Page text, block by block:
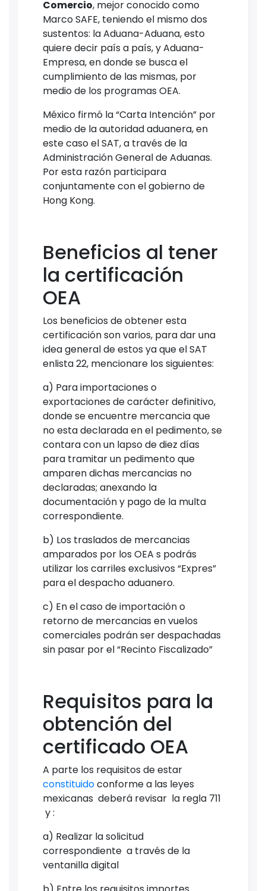
Comercio, mejor conocido como
Marco SAFE, teniendo el mismo dos
sustentos: la Aduana-Aduana, esto
quiere decir país a país, y Aduana-
Empresa, en donde se busca el
cumplimiento de las mismas, por
medio de los programas OEA.
México firmó la “Carta Intención” por
medio de la autoridad aduanera, en
este caso el SAT, a través de la
Administración General de Aduanas.
Por esta razón participara
conjuntamente con el gobierno de
Hong Kong.
Beneficios al tener
la certificación
OEA
Los beneficios de obtener esta
certificación son varios, para dar una
idea general de estos ya que el SAT
enlista 22, mencionare los siguientes:
a) Para importaciones o
exportaciones de carácter definitivo,
donde se encuentre mercancia que
no esta declarada en el pedimento, se
contara con un lapso de diez días
para tramitar un pedimento que
amparen dichas mercancias no
declaradas; anexando la
documentación y pago de la multa
correspondiente.
b) Los traslados de mercancias
amparados por los OEA s podrás
utilizar los carriles exclusivos “Expres”
para el despacho aduanero.
c) En el caso de importación o
retorno de mercancias en vuelos
comerciales podrán ser despachadas
sin pasar por el “Recinto Fiscalizado”
Requisitos para la
obtención del
certificado OEA
A parte los requisitos de estar
constituidoconforme a las leyes
mexicanas deberá revisar la regla 711
y :
a) Realizar la solicitud
correspondiente a través de la
ventanilla digital